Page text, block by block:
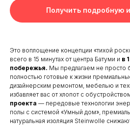
Получить подробную
Это воплощение концепции «тихой
всего в 15 минутах от центра Батуми и в
побережья. Мы предлагаем не просто
полностью готовые к жизни
дизайнерским ремонтом, мебелью и
избавляет вас от хлопот с
проекта — передовые технологии
полы с системой «Умный дом»,
натуральная изоляция Steinwolle